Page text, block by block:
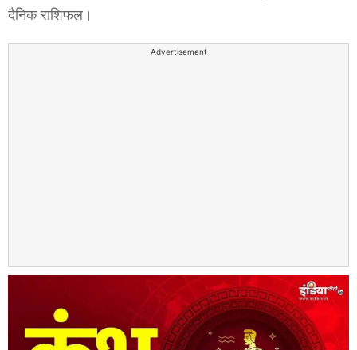
दैनिक राशिफल।
Advertisement